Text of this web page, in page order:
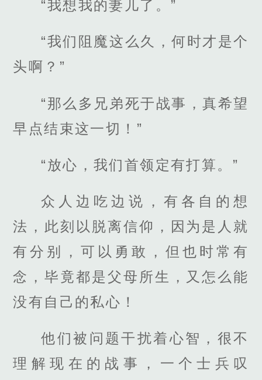
“我想我的妻儿了。”
“我们阻魔这么久，何时才是个
头啊？”
“那么多兄弟死于战事，真希望
早点结束这一切！”
“放心，我们首领定有打算。”
众人边吃边说，有各自的想
法，此刻以脱离信仰，因为是人就
有分别，可以勇敢，但也时常有
念，毕竟都是父母所生，又怎么能
没有自己的私心！
他们被问题干扰着心智，很不
理解现在的战事，一个士兵叹